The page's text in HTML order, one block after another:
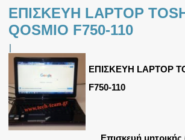
ΕΠΙΣΚΕΥΗ LAPTOP
QOSMIO F750-110
|
ΕΠΙΣΚΕΥΗ LAPTOP
F750-110